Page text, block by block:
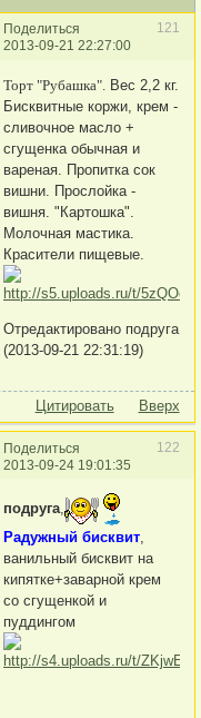
Поделиться
121
2013-09-21 22:27:00
Торт "Рубашка". Вес 2,2 кг.
Бисквитные коржи, крем -
сливочное масло +
сгущенка обычная и
вареная. Пропитка сок
вишни. Прослойка -
вишня. "Картошка".
Молочная мастика.
Красители пищевые.
Отредактировано подруга
(2013-09-21 22:31:19)
Цитировать Вверх
Поделиться
122
2013-09-24 19:01:35
подруга,
Радужный бисквит,
ванильный бисквит на
кипятке+заварной крем
со сгущенкой и
пуддингом